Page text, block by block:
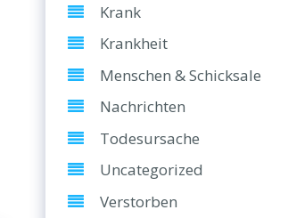
Krank
Krankheit
Menschen & Schicksale
Nachrichten
Todesursache
Uncategorized
Verstorben